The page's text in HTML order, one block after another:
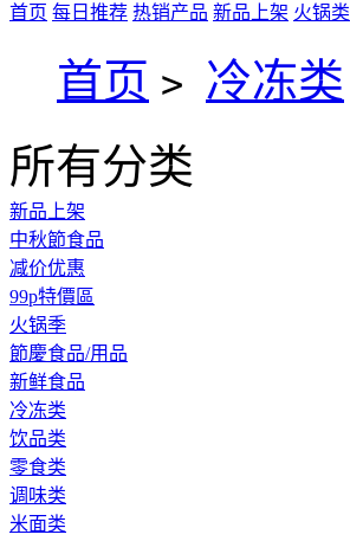
首页 每日推荐 热销产品 新品上架 火锅类
首页 > 冷冻类
所有分类
新品上架
中秋節食品
减价优惠
99p特價區
火锅季
節慶食品/用品
新鲜食品
冷冻类
饮品类
零食类
调味类
米面类